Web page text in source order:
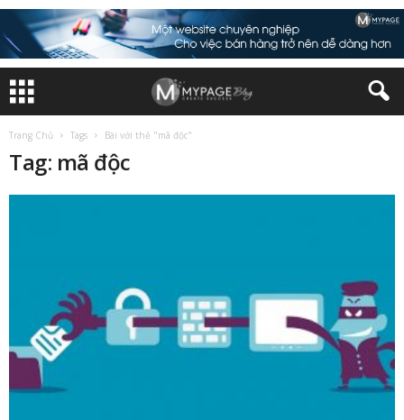
Trang Chủ Tags Bài với thẻ "mã độc"
Tag: mã độc